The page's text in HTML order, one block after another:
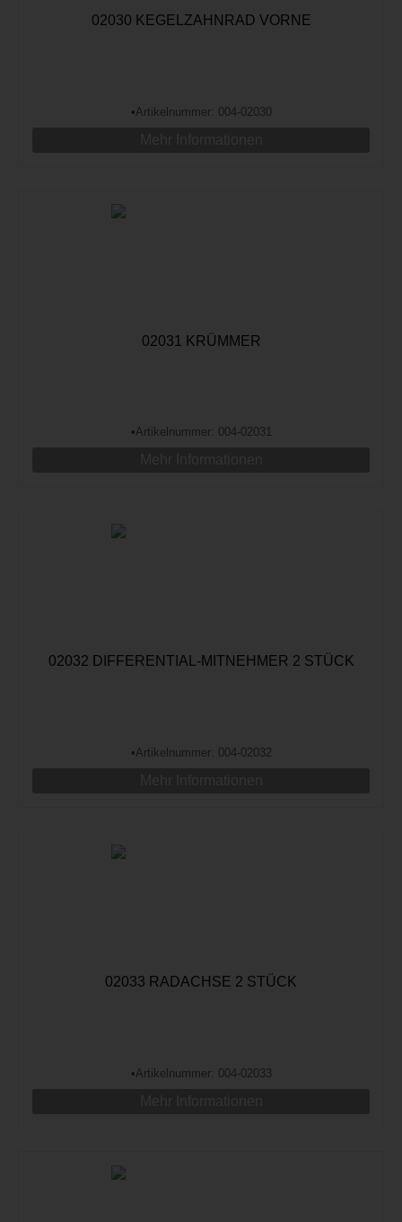
02030 KEGELZAHNRAD VORNE
•Artikelnummer: 004-02030
02031 KRÜMMER
•Artikelnummer: 004-02031
02032 DIFFERENTIAL-MITNEHMER 2 STÜCK
•Artikelnummer: 004-02032
02033 RADACHSE 2 STÜCK
•Artikelnummer: 004-02033